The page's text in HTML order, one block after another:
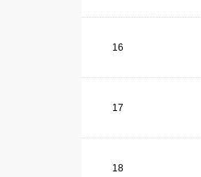
16
17
18